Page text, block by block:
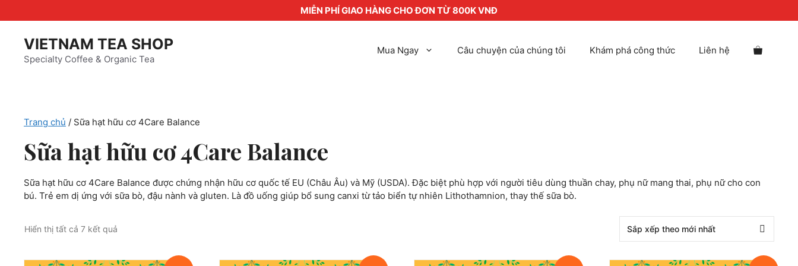
MIỄN PHÍ GIAO HÀNG CHO ĐƠN TỪ 800K VNĐ
VIETNAM TEA SHOP
Specialty Coffee & Organic Tea
Mua Ngay Câu chuyện của chúng tôi Khám phá công thức Liên hệ
Trang chủ / Sữa hạt hữu cơ 4Care Balance
Sữa hạt hữu cơ 4Care Balance
Sữa hạt hữu cơ 4Care Balance được chứng nhận hữu cơ quốc tế EU (Châu Âu) và Mỹ (USDA). Đặc biệt phù hợp với người tiêu dùng thuần chay, phụ nữ mang thai, phụ nữ cho con
bú. Trẻ em dị ứng với sữa bò, đậu nành và gluten. Là đồ uống giúp bổ sung canxi từ tảo biển tự nhiên Lithothamnion, thay thế sữa bò.
Hiển thị tất cả 7 kết quả